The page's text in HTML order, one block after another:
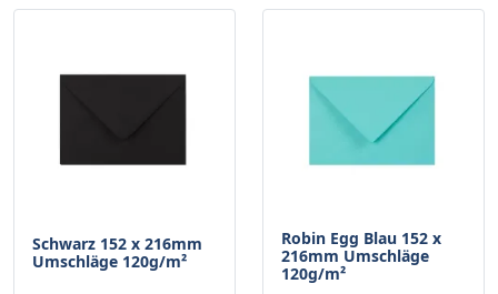
Schwarz 152 x 216mm
Umschläge 120g/m²
Robin Egg Blau 152 x
216mm Umschläge
120g/m²